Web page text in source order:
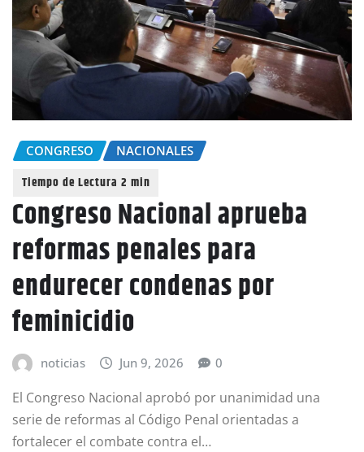
CONGRESO NACIONALES
Congreso Nacional aprueba
reformas penales para
endurecer condenas por
feminicidio
noticias Jun 9, 2026 0
El Congreso Nacional aprobó por unanimidad una
serie de reformas al Código Penal orientadas a
fortalecer el combate contra el…